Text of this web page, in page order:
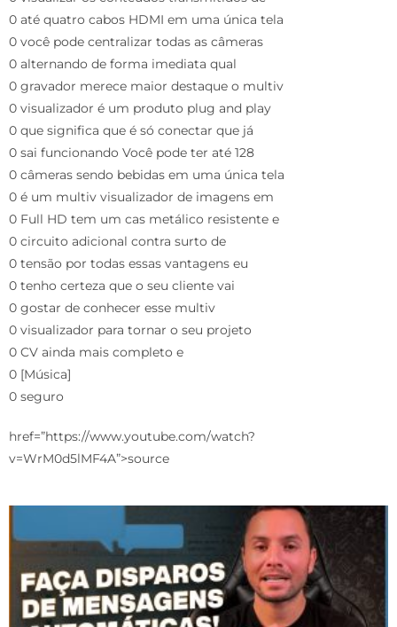
0 até quatro cabos HDMI em uma única tela
0 você pode centralizar todas as câmeras
0 alternando de forma imediata qual
0 gravador merece maior destaque o multiv
0 visualizador é um produto plug and play
0 que significa que é só conectar que já
0 sai funcionando Você pode ter até 128
0 câmeras sendo bebidas em uma única tela
0 é um multiv visualizador de imagens em
0 Full HD tem um cas metálico resistente e
0 circuito adicional contra surto de
0 tensão por todas essas vantagens eu
0 tenho certeza que o seu cliente vai
0 gostar de conhecer esse multiv
0 visualizador para tornar o seu projeto
0 CV ainda mais completo e
0 [Música]
0 seguro
href=”https://www.youtube.com/watch?
v=WrM0d5lMF4A”>source